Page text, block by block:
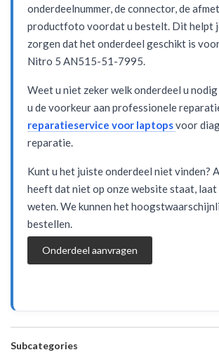
onderdeelnummer, de connector, de
productfoto voordat u bestelt. Dit helpt
zorgen dat het onderdeel geschikt is
Nitro 5 AN515-51-7995.
Weet u niet zeker welk onderdeel u
u de voorkeur aan professionele
reparatieservice voor laptopsvoor
reparatie.
Kunt u het juiste onderdeel niet vinden?
heeft dat niet op onze website staat, laat
weten. We kunnen het
bestellen.
Onderdeel aanvragen
Subcategories